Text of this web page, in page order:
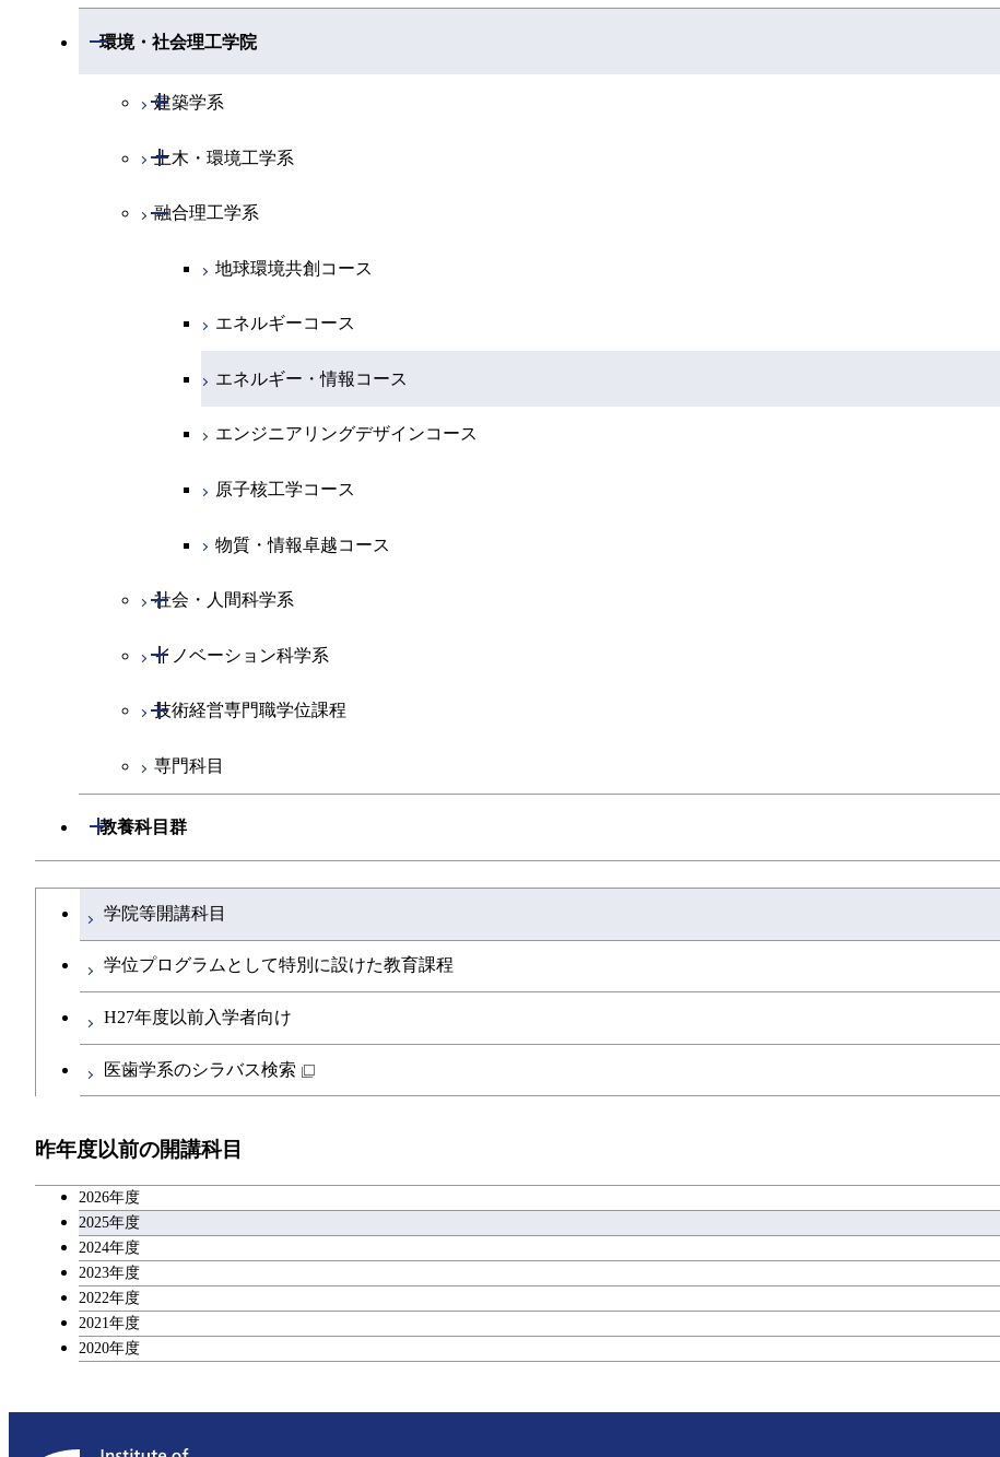
エネルギー・情報コース
物質・情報卓越コース
地球生命コース
エンジニアリングデザインコース
ライフエンジニアリングコース
原子核工学コース
人間医療科学技術コース
人間医療科学技術コース
エネルギーコース
エネルギー・情報コース
ライフエンジニアリングコース
原子核工学コース
人間医療科学技術コース
物質・情報卓越コース
情報通信コース
エンジニアリングデザインコース
ライフエンジニアリングコース
人間医療科学技術コース
経営工学系
開閉
経営工学コース
エンジニアリングデザインコース
専門科目
エネルギーコース
応用化学コース
専門科目
生命理工学系
開閉
生命理工学コース
ライフエンジニアリングコース
地球生命コース
人間医療科学技術コース
物質・情報卓越コース
専門科目
環境・社会理工学院
開閉
建築学系
開閉
建築学コース
エンジニアリングデザインコース
都市・環境学コース
土木・環境工学系
開閉
土木工学コース
エンジニアリングデザインコース
都市・環境学コース
融合理工学系
開閉
地球環境共創コース
エネルギーコース
エネルギー・情報コース
エンジニアリングデザインコース
原子核工学コース
物質・情報卓越コース
社会・人間科学系
開閉
社会・人間科学コース
イノベーション科学系
開閉
イノベーション科学コース
人間医療科学技術コース
技術経営専門職学位課程
開閉
技術経営専門職学位課程
専門科目
教養科目群
開閉
文系教養科目
英語科目
第二外国語科目
キャリア科目
大学院課程を切り替える
学院等開講科目
学位プログラムとして特別に設けた教育課程
H27年度以前入学者向け
医歯学系のシラバス検索
昨年度以前の開講科目
2026年度
2025年度
2024年度
2023年度
2022年度
2021年度
2020年度